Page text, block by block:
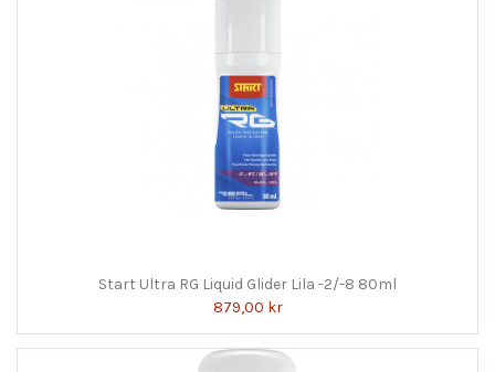
Start Ultra RG Liquid Glider Lila -2/-8 80ml
879,00 kr